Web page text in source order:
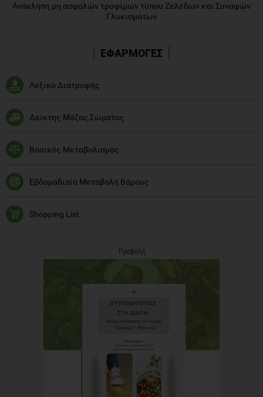
Ανάκληση μη ασφαλών τροφίμων τύπου Ζελεδών και Συναφών
Γλυκισμάτων
ΕΦΑΡΜΟΓΕΣ
Λεξικό Διατροφής
Δείκτης Μάζας Σώματος
Βασικός Μεταβολισμός
Εβδομαδιαία Μεταβολή Βάρους
Shopping List
Προβολή